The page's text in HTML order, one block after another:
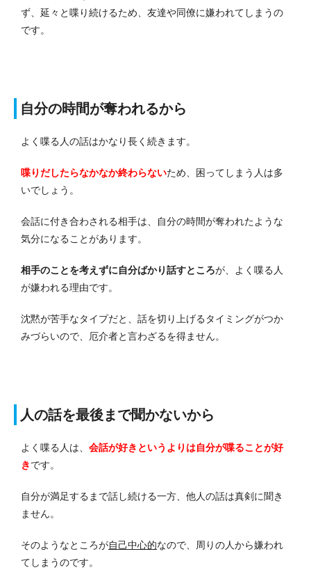
ず、延々と喋り続けるため、友達や同僚に嫌われてしまうの
です。
自分の時間が奪われるから
よく喋る人の話はかなり長く続きます。
喋りだしたらなかなか終わらないため、困ってしまう人は多
いでしょう。
会話に付き合わされる相手は、自分の時間が奪われたような
気分になることがあります。
相手のことを考えずに自分ばかり話すところが、よく喋る人
が嫌われる理由です。
沈黙が苦手なタイプだと、話を切り上げるタイミングがつか
みづらいので、厄介者と言わざるを得ません。
人の話を最後まで聞かないから
よく喋る人は、 会話が好きというよりは自分が喋ることが好
きです。
自分が満足するまで話し続ける一方、他人の話は真剣に聞き
ません。
そのようなところが自己中心的なので、周りの人から嫌われ
てしまうのです。